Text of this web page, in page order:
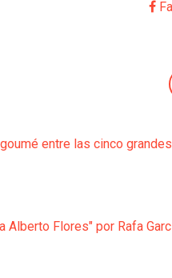
entre las cinco
Alberto Flores" por Rafa